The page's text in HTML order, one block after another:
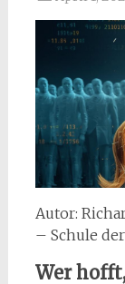
Autor:
– Schule
Wer